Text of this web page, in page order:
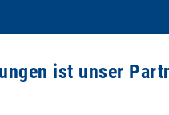
ist unser